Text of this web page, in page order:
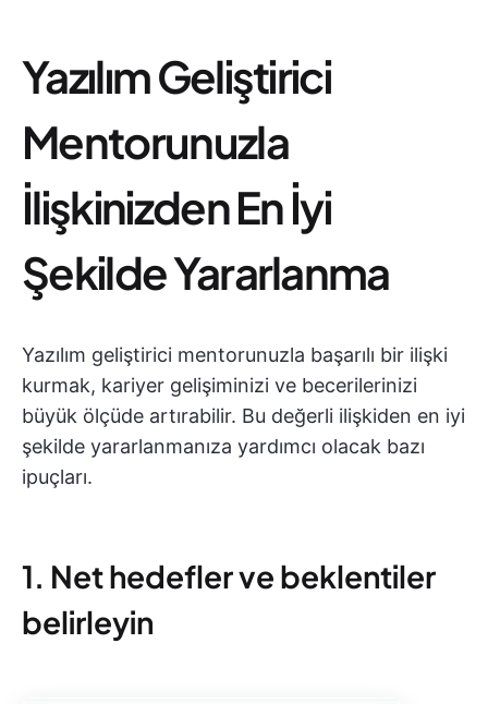
Yazılım Geliştirici
Mentorunuzla
İlişkinizden En İyi
Şekilde Yararlanma
Yazılım geliştirici mentorunuzla başarılı bir ilişki
kurmak, kariyer gelişiminizi ve becerilerinizi
büyük ölçüde artırabilir. Bu değerli ilişkiden en iyi
şekilde yararlanmanıza yardımcı olacak bazı
ipuçları.
1. Net hedefler ve beklentiler
belirleyin